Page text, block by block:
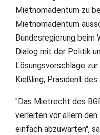
Mietnomadentum zu
Mietnomadentum
Bundesregierung
Dialog mit der Politik
Lösungsvorschläge
Kießling, Präsident
"Das Mietrecht des
verleiten vor allem den
einfach abzuwarten",